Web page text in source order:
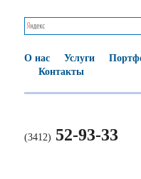
О нас Услуги
Контакты
(3412) 52-93-33